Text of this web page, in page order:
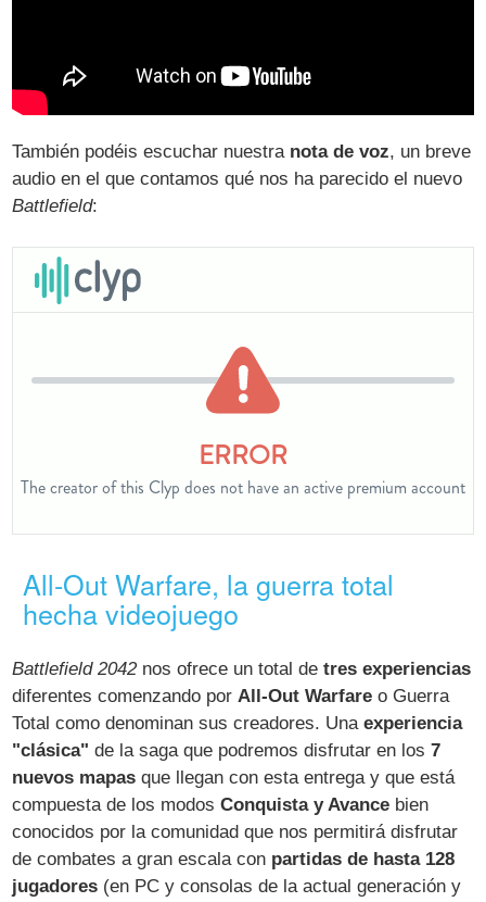
También podéis escuchar nuestra nota de voz, un breve
audio en el que contamos qué nos ha parecido el nuevo
Battlefield:
All-Out Warfare, la guerra total
hecha videojuego
Battlefield 2042nos ofrece un total detres experiencias
diferentes comenzando porAll-Out Warfare o Guerra
Total como denominan sus creadores. Unaexperiencia
"clásica"de la saga que podremos disfrutar en los 7
nuevos mapas que llegan con esta entrega y que está
compuesta de los modosConquista y Avance bien
conocidos por la comunidad que nos permitirá disfrutar
de combates a gran escala con partidas de hasta 128
jugadores (en PC y consolas de la actual generación y